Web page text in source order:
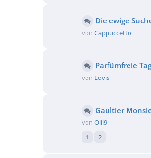
Die ewige
vonCappuccetto
Parfümfreie
von Lovis
Gaultier
vonOlli9
1
2